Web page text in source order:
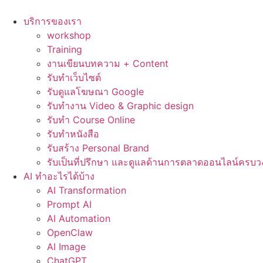
บริการของเรา
workshop
Training
งานเขียนบทความ + Content
รับทำเว็บไซต์
รับดูแลโฆษณา Google
รับทำงาน Video & Graphic design
รับทำ Course Online
รับทำหนังสือ
รับสร้าง Personal Brand
รับเป็นที่ปรึกษา และดูแลด้านการตลาดออนไลน์ครบว
AI ทำอะไรได้บ้าง
AI Transformation
Prompt AI
AI Automation
OpenClaw
AI Image
ChatGPT